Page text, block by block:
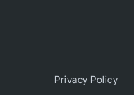
Privacy Policy